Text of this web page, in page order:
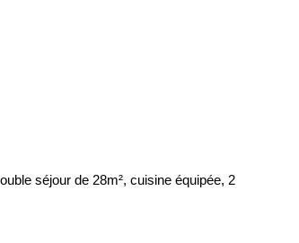
séjour de 28m², cuisine équipée, 2